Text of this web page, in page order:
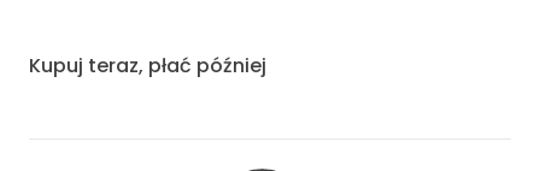
Kupuj teraz, płać później